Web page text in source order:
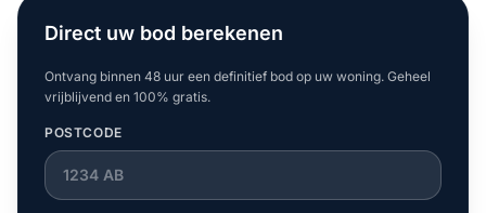
Direct uw bod berekenen
Ontvang binnen 48 uur een definitief bod op uw woning. Geheel
vrijblijvend en 100% gratis.
POSTCODE